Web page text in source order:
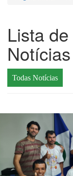
Lista
Notícias
Todas Notícias